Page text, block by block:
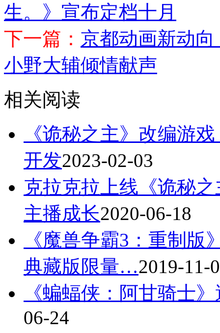
生。》宣布定档十月
下一篇： 京都动画新动
小野大辅倾情献声
相关阅读
《诡秘之主》改编游
开发2023-02-03
克拉克拉上线《诡秘
主播成长2020-06-18
《魔兽争霸3：重制
典藏版限量…2019-11-
《蝙蝠侠：阿甘骑士
06-24